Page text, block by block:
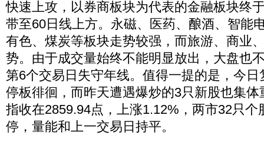
快速上攻，以券商板块为代表的金融板块终
带至60日线上方。永磁、医药、酿酒、智能
有色、煤炭等板块走势较强，而旅游、商业
势。由于成交量始终不能明显放出，大盘也
第6个交易日失守年线。值得一提的是，今
停板徘徊，而昨天遭遇爆炒的3只新股也集
指收在2859.94点，上涨1.12%，两市32只个
停，量能和上一交易日持平。